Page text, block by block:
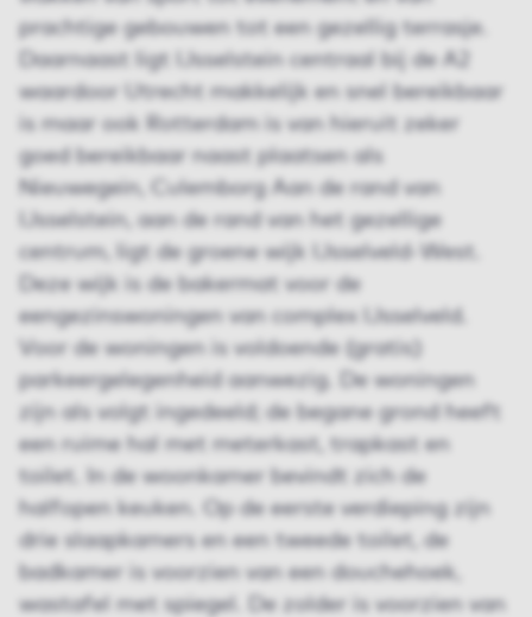
prachtige gebouwen tot een gezellig terrasje.
Daarnaast ligt IJsselstein centraal bij de A2
waardoor Utrecht makkelijk en snel bereikbaar
is maar ook Rotterdam is van hieruit zeker
goed bereikbaar naast plaatsen als
Nieuwegein, Culemborg Aan de rand van
IJsselstein, aan de rand van het gezellige
centrum, ligt de groene wijk IJsselveld-West.
Deze wijk is de bakermat voor de
eengezinswoningen van complex IJsselveld.
Voor de woningen is voldoende (gratis)
parkeergelegenheid aanwezig. De woningen
zijn als volgt ingedeeld; de begane grond heeft
een ruime hal met meterkast, trapkast en
toilet. In de woonkamer bevindt zich de
halfopen keuken. Op de eerste verdieping zijn
drie slaapkamers en een tweede toilet, de
badkamer is voorzien van een douchehoek,
wastafel met spiegel. De zolder is voorzien van